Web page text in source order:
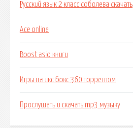
Русский язык 2 класс соболева скачать
Ace online
Boost asio книги
Игры на икс бокс 360 торрентом
Прослушать и скачать mp3 музыку